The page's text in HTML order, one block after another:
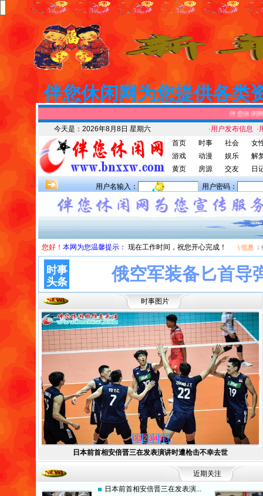
伴您休闲网为您提供各类
伴您休闲网
今天是： 2026年8月8日 星期六 ·用户发布信息 ·
首页
时事 社会
女
游戏
动漫 娱乐
解
黄页
房源 交友 日
用户名输入： 用户密码：
您好！ 本网为您温馨提示： 现在工作时间，祝您开心完成！本站信息：伴您
时事
头条
俄空军装备匕首导
时事图片
日本前首相安倍晋三在发表演讲时遭枪击不幸去世
0 12 3 456
近期关注
日本前首相安倍晋三在发表演...